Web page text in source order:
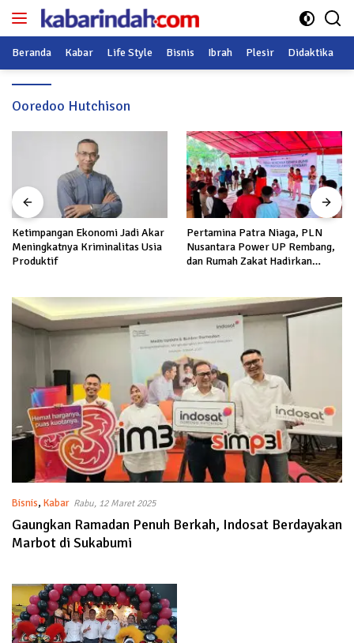
Langsung
Beranda Kabar Life Style Bisnis Ibrah Plesir Didaktika
Ooredoo Hutchison
Ketimpangan Ekonomi Jadi Akar
Meningkatnya Kriminalitas Usia
Produktif
Pertamina Patra Niaga, PLN
Nusantara Power UP Rembang,
dan Rumah Zakat Hadirkan
Bisnis, Kabar Rabu, 12 Maret 2025
Gaungkan Ramadan Penuh Berkah, Indosat Berdayakan
Marbot di Sukabumi